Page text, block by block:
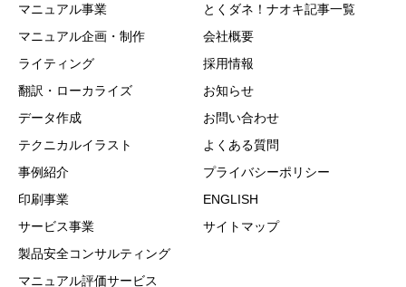
マニュアル事業
マニュアル企画・制作
ライティング
翻訳・ローカライズ
データ作成
テクニカルイラスト
事例紹介
印刷事業
サービス事業
製品安全コンサルティング
マニュアル評価サービス
とくダネ！ナオキ記事一覧
会社概要
採用情報
お知らせ
お問い合わせ
よくある質問
プライバシーポリシー
ENGLISH
サイトマップ